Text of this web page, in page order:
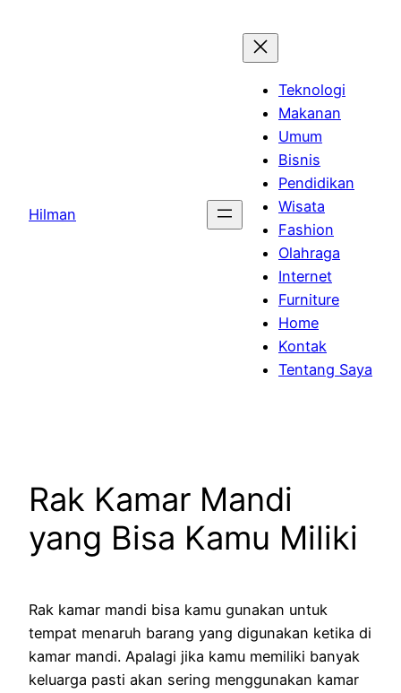
Hilman
Teknologi
Makanan
Umum
Bisnis
Pendidikan
Wisata
Fashion
Olahraga
Internet
Furniture
Home
Kontak
Tentang Saya
Rak Kamar Mandi
yang Bisa Kamu Miliki
Rak kamar mandi bisa kamu gunakan untuk
tempat menaruh barang yang digunakan ketika di
kamar mandi. Apalagi jika kamu memiliki banyak
keluarga pasti akan sering menggunakan kamar